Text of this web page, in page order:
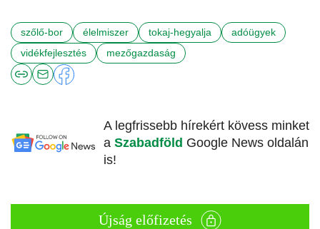
szőlő-bor élelmiszer tokaj-hegyalja
adóügyek
vidékfejlesztés
mezőgazdaság
A legfrissebb hírekért kövess minket
a Szabadföld Google News oldalán
is!
Újság előfizetés